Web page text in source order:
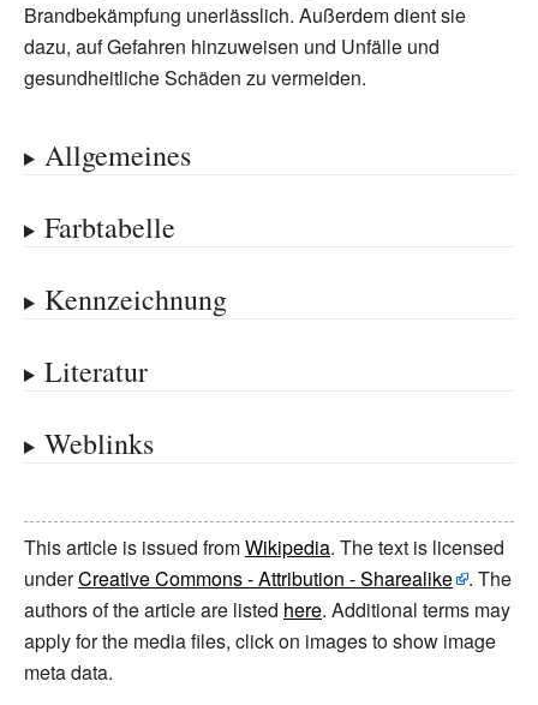
Brandbekämpfung unerlässlich. Außerdem dient sie
dazu, auf Gefahren hinzuweisen und Unfälle und
gesundheitliche Schäden zu vermeiden.
Allgemeines
Farbtabelle
Kennzeichnung
Literatur
Weblinks
This article is issued fromWikipedia. The text is licensed
underCreative Commons - Attribution - Sharealike
. The
authors of the article are listed here. Additional terms may
apply for the media files, click on images to show image
meta data.